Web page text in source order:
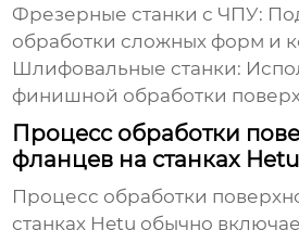
Фрезерные станки с ЧПУ:
обработки сложных форм и
Шлифовальные станки:
финишной обработки
Процесс обработки
фланцев на станках Hetu
Процесс обработки
станках Hetu обычно